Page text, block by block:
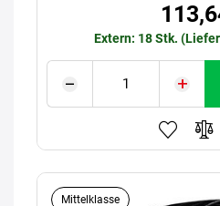
Extern: 18 Stk.
Mittelklasse